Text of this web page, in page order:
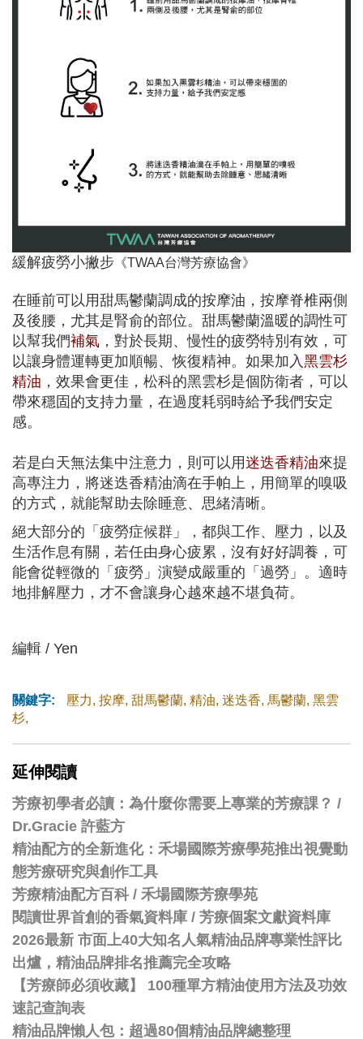
緩解疲勞小撇步 《TWAA台灣芳療協會》
在睡前可以用甜馬鬱蘭調成的按摩油，按摩脊椎兩側
及後腰，尤其是腎俞的部位。甜馬鬱蘭溫暖的調性可
以幫我們補氣 ，對於長期、慢性的疲勞特別有效，可
以讓身體運轉更加順暢、恢復精神。如果加入黑雲杉
精油 ，效果會更佳，松科的黑雲杉是個防衛者，可以
帶來穩固的支持力量，在過度耗弱時給予我們安定
感。
若是白天無法集中注意力，則可以用迷迭香精油來提
高專注力，將迷迭香精油滴在手帕上，用簡單的嗅吸
的方式，就能幫助去除睡意、思緒清晰。
絕大部分的「疲勞症候群」，都與工作、壓力，以及
生活作息有關，若任由身心疲累，沒有好好調養，可
能會從輕微的「疲勞」演變成嚴重的「過勞」。適時
地排解壓力，才不會讓身心越來越不堪負荷。
編輯 / Yen
關鍵字: 壓力, 按摩, 甜馬鬱蘭, 精油, 迷迭香, 馬鬱蘭, 黑雲
杉,
延伸閱讀
芳療初學者必讀：為什麼你需要上專業的芳療課？ /
Dr.Gracie 許藍方
精油配方的全新進化：禾場國際芳療學苑推出視覺動
態芳療研究與創作工具
芳療精油配方百科 / 禾場國際芳療學苑
閱讀世界首創的香氣資料庫 / 芳療個案文獻資料庫
2026最新 市面上40大知名人氣精油品牌專業性評比
出爐，精油品牌排名推薦完全攻略
【芳療師必須收藏】 100種單方精油使用方法及功效
速記查詢表
精油品牌懶人包：超過80個精油品牌總整理